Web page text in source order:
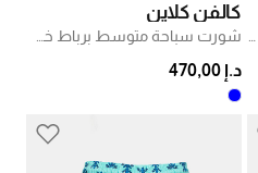
كالفن كلاين
د.إ 470,00